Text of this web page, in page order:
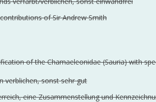
of Sir Andrew Smith
of the Chamaeleonidae (Sauria) with
verblichen, sonst sehr gut
eine Zusammenstellung und